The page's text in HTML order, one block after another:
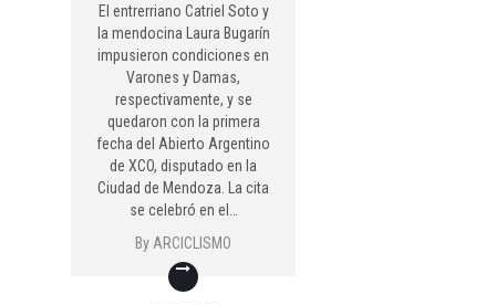
El entrerriano Catriel Soto y
la mendocina Laura Bugarín
impusieron condiciones en
Varones y Damas,
respectivamente, y se
quedaron con la primera
fecha del Abierto Argentino
de XCO, disputado en la
Ciudad de Mendoza. La cita
se celebró en el…
By ARCICLISMO